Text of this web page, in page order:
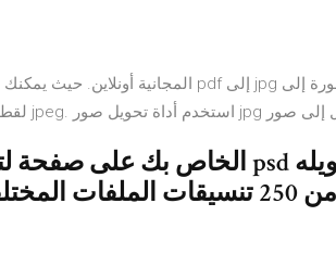
إلى أكثر من 250 تنسيقات